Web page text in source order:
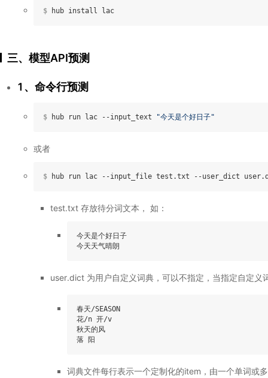
$ hub install lac
三、模型API预测
1、命令行预测
$ hub run lac --input_text "今天是个好日子"
或者
$ hub run lac --input_file test.txt --user_dict
test.txt 存放待分词文本， 如：
今天是个好日子
今天天气晴朗
user.dict 为用户自定义词典，可以不指定，当指定自定义
春天/SEASON
花/n 开/v
秋天的风
落 阳
词典文件每行表示一个定制化的item，由一个单词或